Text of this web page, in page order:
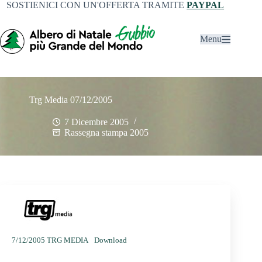
SOSTIENICI CON UN'OFFERTA TRAMITEPAYPAL
Menu
Trg Media 07/12/2005
7 Dicembre 2005
Rassegna stampa 2005
7/12/2005 TRG MEDIA Download